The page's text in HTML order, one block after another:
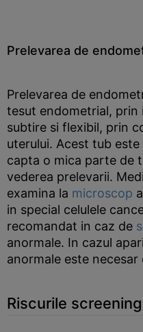
Prelevarea de
Prelevarea de
tesut endometrial,
subtire si flexibil, prin
uterului. Acest tub
capta o mica parte de
vederea prelevarii.
examina la microscop
in special celulele
recomandat in caz de
anormale. In cazul
anormale este
Riscurile